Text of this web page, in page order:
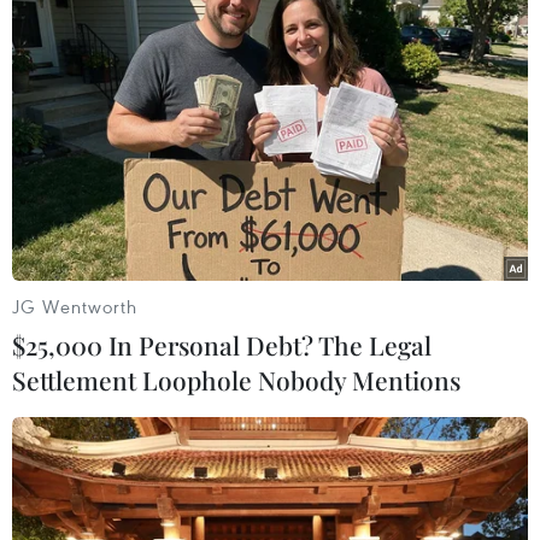
bố khỏi bệnh trong ngày là 16.088 ca. Tổng số ca
được điều trị khỏi là 974.724 ca.
Số bệnh nhân nặng đang điều trị là 6.413 ca,
trong đó thở ôxy qua mặt nạ: 4.284 ca; thở ôxy
dòng cao HFNC: 1.254 ca; thở máy không xâm
lấn: 186 ca; thở máy xâm lấn: 610 ca; ECMO: 12
ca.
đó tại Thành phố Hồ Chí Minh (62) trong đó có
11 ca từ các tỉnh chuyển đến như sau: Long An
(7), Bạc Liêu (1), Bến Tre (1), Quãng Ngãi (1),
Đồng Nai (1).
[Hải Phòng: Phát hiện 84 ca mắc COVID-19 tại
JG Wentworth
$25,000 In Personal Debt? The Legal
Settlement Loophole Nobody Mentions